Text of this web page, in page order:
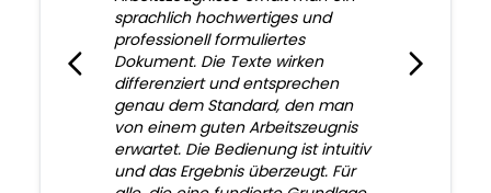
sprachlich hochwertiges und
professionell formuliertes
Dokument. Die Texte wirken
differenziert und entsprechen
genau dem Standard, den man
von einem guten Arbeitszeugnis
erwartet. Die Bedienung ist intuitiv
und das Ergebnis überzeugt. Für